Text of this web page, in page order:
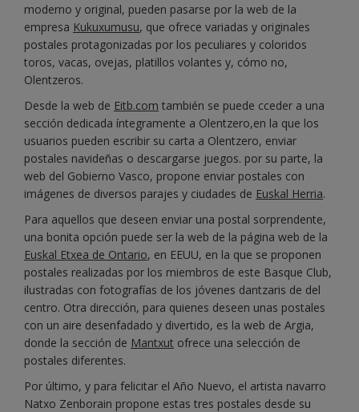
moderno y original, pueden pasarse por la web de la
empresa Kukuxumusu, que ofrece variadas y originales
postales protagonizadas por los peculiares y coloridos
toros, vacas, ovejas, platillos volantes y, cómo no,
Olentzeros.
Desde la web de Eitb.com también se puede cceder a una
sección dedicada íntegramente a Olentzero,en la que los
usuarios pueden escribir su carta a Olentzero, enviar
postales navideñas o descargarse juegos. por su parte, la
web del Gobierno Vasco, propone enviar postales con
imágenes de diversos parajes y ciudades de Euskal Herria.
Para aquellos que deseen enviar una postal sorprendente,
una bonita opción puede ser la web de la página web de la
Euskal Etxea de Ontario, en EEUU, en la que se proponen
postales realizadas por los miembros de este Basque Club,
ilustradas con fotografías de los jóvenes dantzaris de del
centro. Otra dirección, para quienes deseen unas postales
con un aire desenfadado y divertido, es la web de Argia,
donde la sección de Mantxut ofrece una selección de
postales diferentes.
Por último, y para felicitar el Año Nuevo, el artista navarro
Natxo Zenborain propone estas tres postales desde su